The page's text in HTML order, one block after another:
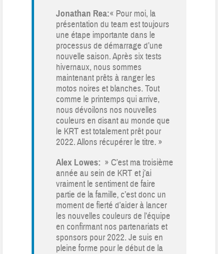
Jonathan Rea:« Pour moi, la
présentation du team est toujours
une étape importante dans le
processus de démarrage d’une
nouvelle saison. Après six tests
hivernaux, nous sommes
maintenant prêts à ranger les
motos noires et blanches. Tout
comme le printemps qui arrive,
nous dévoilons nos nouvelles
couleurs en disant au monde que
le KRT est totalement prêt pour
2022. Allons récupérer le titre. »
Alex Lowes: » C’est ma troisième
année au sein de KRT et j’ai
vraiment le sentiment de faire
partie de la famille, c’est donc un
moment de fierté d’aider à lancer
les nouvelles couleurs de l’équipe
en confirmant nos partenariats et
sponsors pour 2022. Je suis en
pleine forme pour le début de la